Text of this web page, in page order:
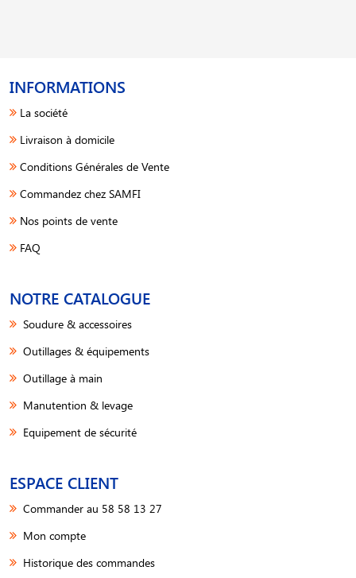
INFORMATIONS
La société
Livraison à domicile
Conditions Générales de Vente
Commandez chez SAMFI
Nos points de vente
FAQ
NOTRE CATALOGUE
Soudure & accessoires
Outillages & équipements
Outillage à main
Manutention & levage
Equipement de sécurité
ESPACE CLIENT
Commander au 58 58 13 27
Mon compte
Historique des commandes